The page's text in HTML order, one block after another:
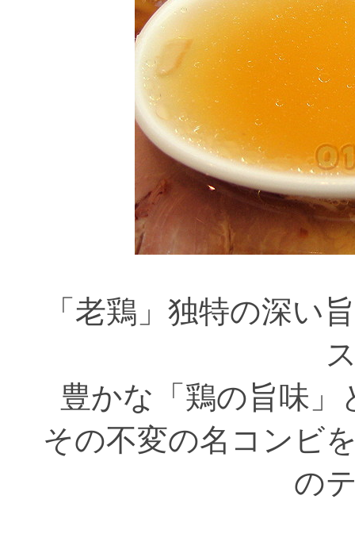
「老鶏」独特の深い
豊かな「鶏の旨味
その不変の名コンビ
の